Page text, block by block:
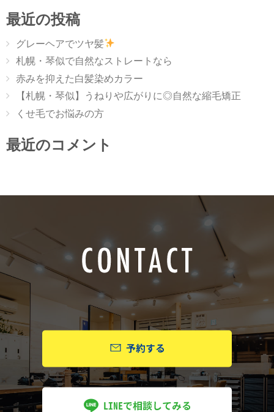
最近の投稿
グレーヘアでツヤ髪
札幌・琴似で自然なストレートなら
赤みを抑えた白髪染めカラー
【札幌・琴似】うねりや広がりに◎自然な縮毛矯正
くせ毛でお悩みの方
最近のコメント